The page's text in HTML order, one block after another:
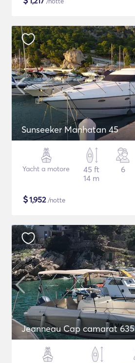
Sunseeker Manhatan 45
Yacht a motore
45 ft
14 m
6
$1,952/notte
Jeanneau Cap camarat 635